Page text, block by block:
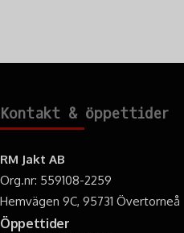
Kulvikt gram: 11,7
Kulvikt Grain: 180
Antal/ask: 20
Kontakt & öppettider
RM Jakt AB
Org.nr: 559108-2259
Hemvägen 9C, 95731 Övertorneå
Öppettider